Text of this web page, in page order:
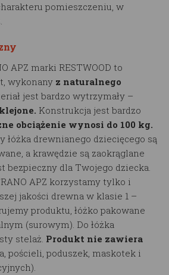
pomieszczeniu, w
APZ marki RESTWOOD to
wykonany z naturalnego
jest bardzo wytrzymały –
Konstrukcja jest bardzo
obciążenie wynosi do 100 kg.
drewnianego dziecięcego są
a krawędzie są zaokrąglane
bezpieczny dla Twojego dziecka.
APZ korzystamy tylko i
jakości drewna w klasie 1 –
produktu, łóżko pakowane
(surowym). Do łóżka
stelaż. Produkt nie zawiera
pościeli, poduszek, maskotek i